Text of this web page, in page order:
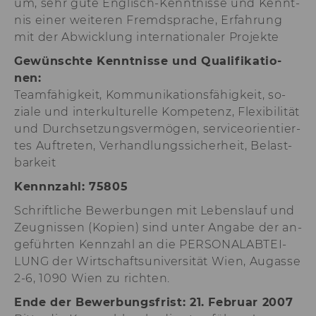
um, sehr gute Englisch-​Kenntnisse und Kennt­
nis einer wei­te­ren Fremd­spra­che, Er­fah­rung
mit der Ab­wick­lung in­ter­na­tio­na­ler Pro­jek­te
Ge­wünsch­te Kennt­nis­se und Qua­li­fi­ka­tio­
nen:
Team­fä­hig­keit, Kom­mu­ni­ka­ti­ons­fä­hig­keit, so­
zia­le und in­ter­kul­tu­rel­le Kom­pe­tenz, Fle­xi­bi­li­tät
und Durch­set­zungs­ver­mö­gen, ser­vice­ori­en­tier­
tes Auf­tre­ten, Ver­hand­lungs­si­cher­heit, Be­last­
bar­keit
Kennn­zahl: 75805
Schrift­li­che Be­wer­bun­gen mit Le­bens­lauf und
Zeug­nis­sen (Ko­pien) sind unter An­ga­be der an­
ge­führ­ten Kenn­zahl an die PER­SO­NAL­AB­TEI­
LUNG der Wirt­schafts­uni­ver­si­tät Wien, Au­gas­se
2-6, 1090 Wien zu rich­ten.
Ende der Be­wer­bungs­frist: 21. Fe­bru­ar 2007
aam_uuid
Dieses Cookie
Synchronisierung
Audience
AMCV_XXX_at_AdobeOrg
Dieses Cookie
li_mc
Dieses Cookie
temporärer
Es dient dazu,
lang
Dieses Cookie
Spracheinstellung
Nutzer*in. So wird
sichergestellt,
LinkedIn.com-
twll
Dieses Cookie